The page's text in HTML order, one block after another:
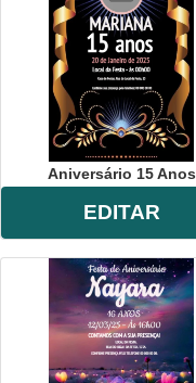
Aniversário 15 Anos
EDITAR